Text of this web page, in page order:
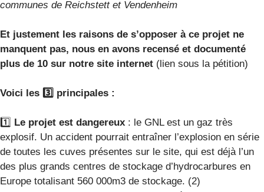
communes de Reichstett et Vendenheim
Et justement les raisons de s’opposer à ce projet ne
manquent pas, nous en avons recensé et documenté
plus de 10 sur notre site internet (lien sous la pétition)
Voici les 3️⃣ principales :
1️⃣ Le projet est dangereux : le GNL est un gaz très
explosif. Un accident pourrait entraîner l’explosion en série
de toutes les cuves présentes sur le site, qui est déjà l’un
des plus grands centres de stockage d’hydrocarbures en
Europe totalisant 560 000m3 de stockage. (2)